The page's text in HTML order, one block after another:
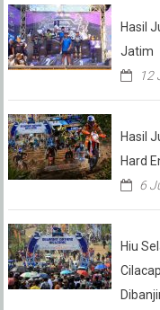
Hasil
Jatim
12
Hasil
Hard
6
Hiu